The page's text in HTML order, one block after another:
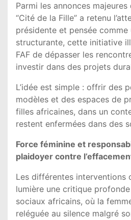
Parmi les annonces
“Cité de la Fille” a retenu
présidente et pensée
structurante, cette initiative
FAF de dépasser les
investir dans des projets
L’idée est simple : offrir des
modèles et des espaces de
filles africaines, dans un
restent enfermées dans des
Force féminine et
plaidoyer contre
Les différentes interventions
lumière une critique
sociaux africains, où la
reléguée au silence malgré